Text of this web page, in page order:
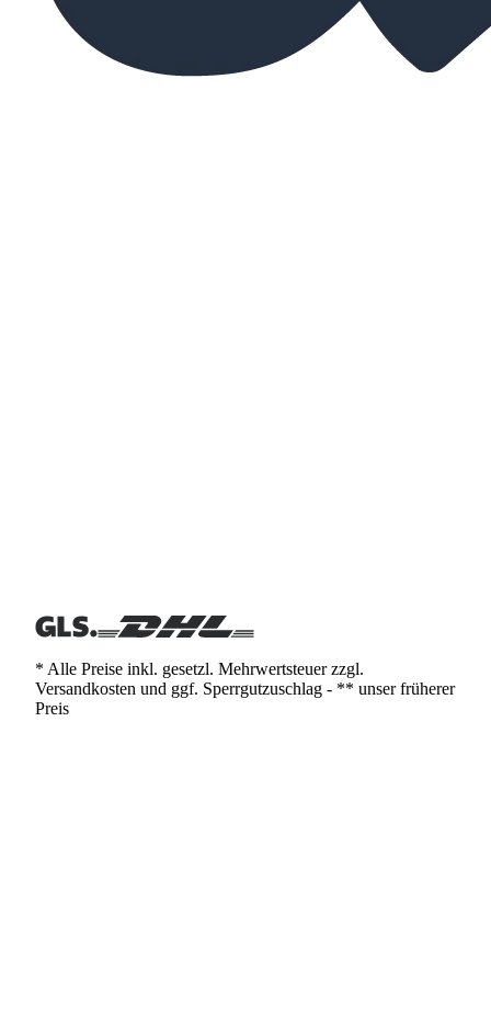
* Alle Preise inkl. gesetzl. Mehrwertsteuer zzgl.
Versandkosten und ggf. Sperrgutzuschlag - ** unser früherer
Preis